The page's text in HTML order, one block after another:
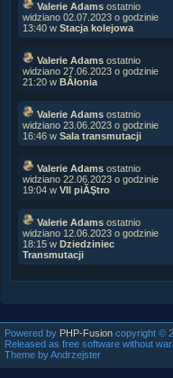
Valerie Adams ostatnio
widziano 02.07.2023 o godzinie
13:40 w Stacja kolejowa
Valerie Adams ostatnio
widziano 27.06.2023 o godzinie
21:20 w BÂłonia
Valerie Adams ostatnio
widziano 23.06.2023 o godzinie
16:46 w Sala transmutacji
Valerie Adams ostatnio
widziano 22.06.2023 o godzinie
19:04 w VII piĂŞtro
Valerie Adams ostatnio
widziano 12.06.2023 o godzinie
18:15 w Dziedziniec
Transmutacji
Powered by PHP-Fusion copyright ©
Released as free software without
Theme by Andrzejster